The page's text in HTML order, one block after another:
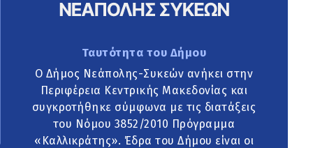
Ταυτότητα του Δήμου
Ο Δήμος Νεάπολης-Συκεών ανήκει στην
Περιφέρεια Κεντρικής Μακεδονίας και
συγκροτήθηκε σύμφωνα με τις διατάξεις
του Νόμου 3852/2010 Πρόγραμμα
«Καλλικράτης». Έδρα του Δήμου είναι οι